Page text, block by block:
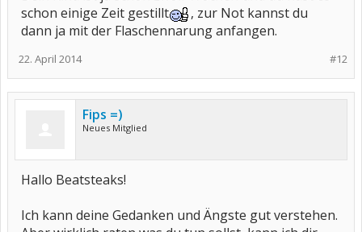
schon einige Zeit gestillt
, zur Not kannst du
dann ja mit der Flaschennarung anfangen.
#12
22. April 2014
Fips =)
Neues Mitglied
Hallo Beatsteaks!
Ich kann deine Gedanken und Ängste gut verstehen.